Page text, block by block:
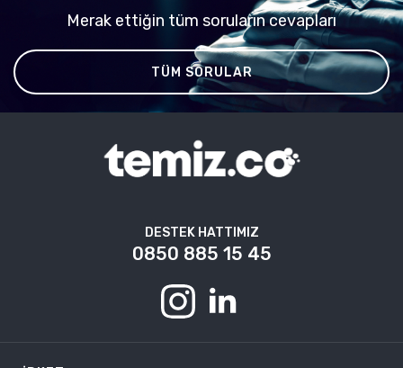
Merak ettiğin tüm soruların cevapları
TÜM SORULAR
DESTEK HATTIMIZ
0850 885 15 45